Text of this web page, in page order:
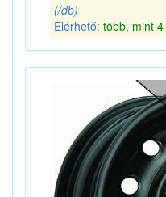
(/db)
Elérhető: több, mint